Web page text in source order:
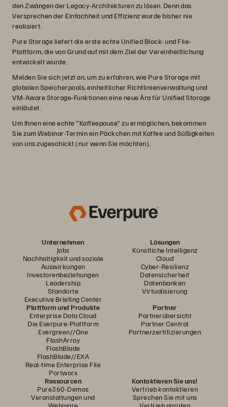
den Zwängen der Legacy-Architekturen zu lösen. Denn das
Versprechen der Einfachheit und Effizienz wurde bisher nie
realisiert.
Pure Storage liefert die erste echte Unified Block- und File-
Plattform, die von Grund auf mit dem Ziel der Vereinheitlichung
entwickelt wurde.
Melden Sie sich jetzt an, um zu erfahren, wie Pure Storage mit
globalen Speicherpools, einheitlicher Richtlinienverwaltung und
VM-Aware Storage-Funktionen eine neue Ära für Unified Storage
einläutet.
Um Ihnen eine echte "Kaffeepause" zu ermöglichen, bekommen
Sie zum Webinar-Termin ein Päckchen mit Kaffee und Süßigkeiten
von uns zugeschickt (nur wenn Sie möchten).
Unternehmen
Jobs
Nachhaltigkeit und soziale
Auswirkungen
Investorenbeziehungen
Leadership
Standorte
Executive Briefing Center
Lösungen
Künstliche Intelligenz
Cloud
Cyber-Resilienz
Datensicherheit
Datenbanken
Virtualisierung
Plattform und Produkte
Enterprise Data Cloud
Die Everpure-Plattform
Evergreen//One
FlashArray
FlashBlade
FlashBlade//EXA
Real-time Enterprise File
Portworx
Partner
Partnerübersicht
Partner Central
Partnerzertifizierungen
Ressourcen
Pure360-Demos
Veranstaltungen und
Webinare
Kontaktieren Sie uns!
Vertrieb kontaktieren
Sprechen Sie mit uns
Vertrieb anrufen